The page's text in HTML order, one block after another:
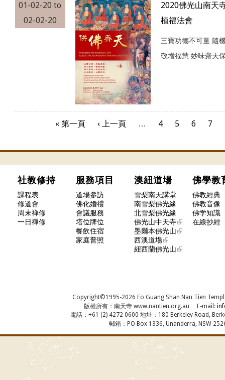
01-02-20 to
02-02-20
2020佛光山南天
植福法會
三寶功德不可量 隨
敬增福慧 妙味齋天
« 第一頁 ‹ 上一頁 … 4 5 6 7
社教修持 服務項目 澳紐道場 佛學
課程表 道場參訪 雪梨南天講堂
佛教經典
修道會
佛化婚禮 南雪梨佛光緣
佛教音像
周末禅修
會議服務 北雪梨佛光緣
佛学知識
一日禪修
塔位牌位 佛光山中天寺
在線抄經
餐飲住宿
墨爾本佛光山
家庭普照
西澳道場
紐西蘭佛光山
Copyright©1995-2026 Fo Guang Shan Nan Tien
版權所有：南天寺 www.nantien.org.au E-mail:
電話：+61 (2) 4272 0600 地址：180 Berkeley Road,
郵箱：PO Box 1336, Unanderra, NSW